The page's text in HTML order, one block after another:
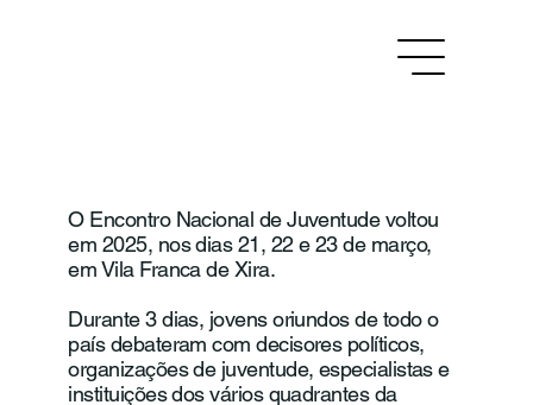
O Encontro Nacional de Juventude voltou
em 2025, nos dias 21, 22 e 23 de março,
em Vila Franca de Xira.
Durante 3 dias, jovens oriundos de todo o
país debateram com decisores políticos,
organizações de juventude, especialistas e
instituições dos vários quadrantes da